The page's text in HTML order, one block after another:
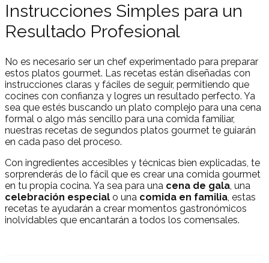
Instrucciones Simples para un
Resultado Profesional
No es necesario ser un chef experimentado para preparar
estos platos gourmet. Las recetas están diseñadas con
instrucciones claras y fáciles de seguir, permitiendo que
cocines con confianza y logres un resultado perfecto. Ya
sea que estés buscando un plato complejo para una cena
formal o algo más sencillo para una comida familiar,
nuestras recetas de segundos platos gourmet te guiarán
en cada paso del proceso.
Con ingredientes accesibles y técnicas bien explicadas, te
sorprenderás de lo fácil que es crear una comida gourmet
en tu propia cocina. Ya sea para una cena de gala, una
celebración especial o una comida en familia, estas
recetas te ayudarán a crear momentos gastronómicos
inolvidables que encantarán a todos los comensales.